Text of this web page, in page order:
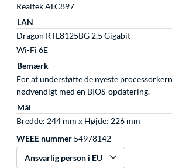
Realtek ALC897
LAN
Dragon RTL8125BG 2,5 Gigabit
Wi-Fi 6E
Bemærk
For at understøtte de nyeste
nødvendigt med en BIOS-opdatering.
Mål
Bredde: 244 mm x Højde: 226 mm
WEEE nummer 54978142
Ansvarlig person i EU